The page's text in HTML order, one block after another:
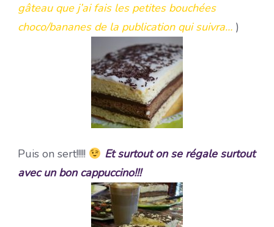
gâteau que j’ai fais les petites bouchées
choco/bananes de la publication qui suivra… )
Puis on sert!!!!!
Et surtout on se régale surtout
avec un bon cappuccino!!!